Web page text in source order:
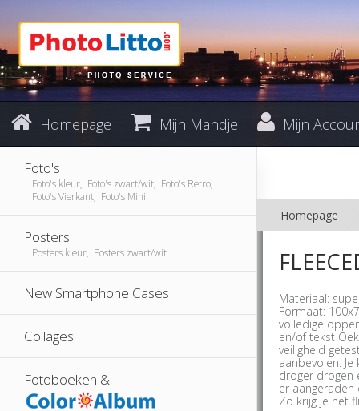
Homepage Mijn Mandje Mijn
Foto's
Foto's kleur, Foto's zwart/wit, Foto's Retro,
Foto's Vierkant, Foto's Mini
Posters
Posters kleur, Posters zwart/wit
New Smartphone Cases
Collages
Fotoboeken &
Homepage
Materiaal:
Formaat:
volledige
en/of tekst
veiligheid
aanbevolen.
droger drogen
er
Zo krijg je het